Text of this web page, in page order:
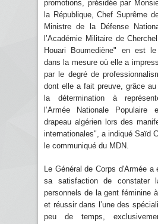
promotions, présidée par
la République, Chef Suprême
Ministre de la Défense
l’Académie Militaire de
Houari Boumediène" en est
dans la mesure où elle a
par le degré de
dont elle a fait preuve, grâce
la détermination à
l’Armée Nationale
drapeau algérien lors des
internationales", a indiqué Saïd
le communiqué du MDN.
Le Général de Corps d'Armée a
sa satisfaction de constater
personnels de la gent féminine
et réussir dans l’une des
peu de temps,